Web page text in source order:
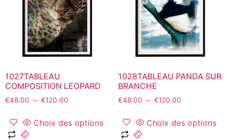
être
choisies
sur
la
page
produit
être
choisies
sur
la
page
produit
1027TABLEAU
COMPOSITION LEOPARD
€48.00 – €120.00
prix :
€48.00
Choix des options
Ce
1028TABLEAU PANDA SUR
BRANCHE
€48.00 – €120.00Plage
prix :
€48.00
Choix des options
Ce